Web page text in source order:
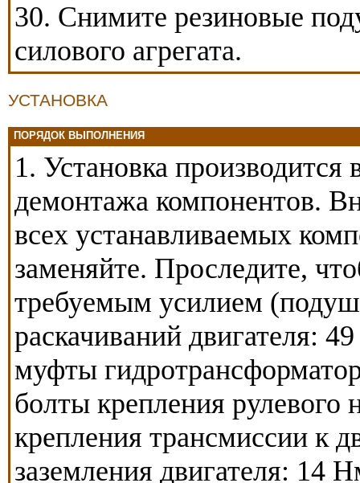
30. Снимите резиновые
силового агрегата.
УСТАНОВКА
ПОРЯДОК ВЫПОЛНЕНИЯ
1. Установка
демонтажа компонентов.
всех устанавливаемых
заменяйте. Проследите,
требуемым усилием
раскачиваний двигателя:
муфты
болты крепления
крепления трансмиссии к
заземления двигателя: 14